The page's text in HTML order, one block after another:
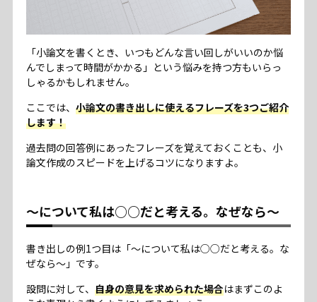
「小論文を書くとき、いつもどんな言い回しがいいのか悩
んでしまって時間がかかる」という悩みを持つ方もいらっ
しゃるかもしれません。
ここでは、 小論文の書き出しに使えるフレーズを3つご紹介
します！
過去問の回答例にあったフレーズを覚えておくことも、小
論文作成のスピードを上げるコツになりますよ。
～について私は○○だと考える。なぜなら～
書き出しの例1つ目は「～について私は○○だと考える。な
ぜなら～」です。
設問に対して、 自身の意見を求められた場合はまずこのよ